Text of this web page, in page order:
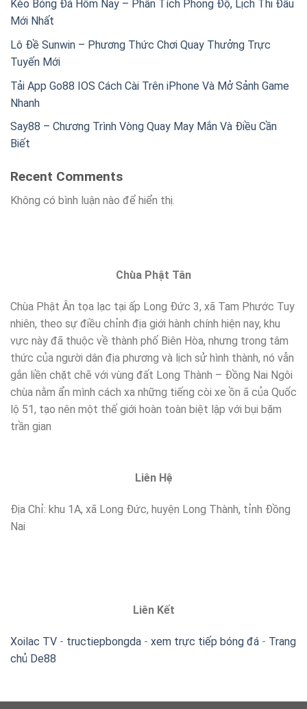
Kèo Bóng Đá Hôm Nay – Phân Tích Phong Độ, Lịch Thi Đấu
Mới Nhất
Lô Đề Sunwin – Phương Thức Chơi Quay Thưởng Trực
Tuyến Mới
Tải App Go88 IOS Cách Cài Trên iPhone Và Mở Sảnh Game
Nhanh
Say88 – Chương Trình Vòng Quay May Mắn Và Điều Cần
Biết
Recent Comments
Không có bình luận nào để hiển thị.
Chùa Phật Tân
Chùa Phật Ân tọa lạc tại ấp Long Đức 3, xã Tam Phước Tuy
nhiên, theo sự điều chỉnh địa giới hành chính hiện nay, khu
vực này đã thuộc về thành phố Biên Hòa, nhưng trong tâm
thức của người dân địa phương và lịch sử hình thành, nó vẫn
gắn liền chặt chẽ với vùng đất Long Thành – Đồng Nai Ngôi
chùa nằm ẩn mình cách xa những tiếng còi xe ồn ã của Quốc
lộ 51, tạo nên một thế giới hoàn toàn biệt lập với bụi bặm
trần gian
Liên Hệ
Địa Chỉ: khu 1A, xã Long Đức, huyện Long Thành, tỉnh Đồng
Nai
Liên Kết
Xoilac TV - tructiepbongda - xem trực tiếp bóng đá - Trang
chủ De88